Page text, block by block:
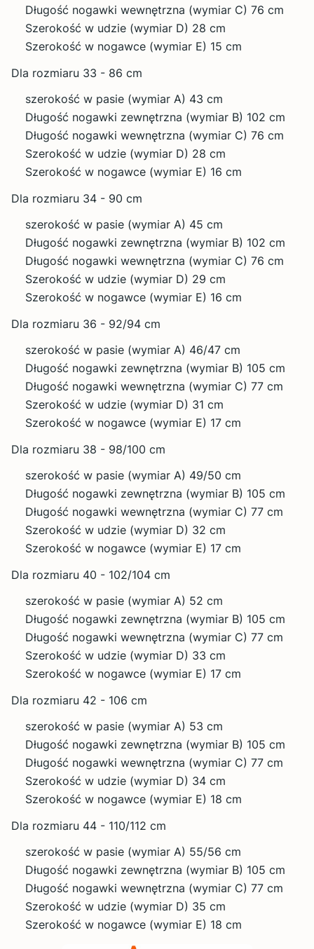
Długość nogawki wewnętrzna (wymiar C) 76 cm
Szerokość w udzie (wymiar D) 28 cm
Szerokość w nogawce (wymiar E) 15 cm
Dla rozmiaru 33 - 86 cm
szerokość w pasie (wymiar A) 43 cm
Długość nogawki zewnętrzna (wymiar B) 102 cm
Długość nogawki wewnętrzna (wymiar C) 76 cm
Szerokość w udzie (wymiar D) 28 cm
Szerokość w nogawce (wymiar E) 16 cm
Dla rozmiaru 34 - 90 cm
szerokość w pasie (wymiar A) 45 cm
Długość nogawki zewnętrzna (wymiar B) 102 cm
Długość nogawki wewnętrzna (wymiar C) 76 cm
Szerokość w udzie (wymiar D) 29 cm
Szerokość w nogawce (wymiar E) 16 cm
Dla rozmiaru 36 - 92/94 cm
szerokość w pasie (wymiar A) 46/47 cm
Długość nogawki zewnętrzna (wymiar B) 105 cm
Długość nogawki wewnętrzna (wymiar C) 77 cm
Szerokość w udzie (wymiar D) 31 cm
Szerokość w nogawce (wymiar E) 17 cm
Dla rozmiaru 38 - 98/100 cm
szerokość w pasie (wymiar A) 49/50 cm
Długość nogawki zewnętrzna (wymiar B) 105 cm
Długość nogawki wewnętrzna (wymiar C) 77 cm
Szerokość w udzie (wymiar D) 32 cm
Szerokość w nogawce (wymiar E) 17 cm
Dla rozmiaru 40 - 102/104 cm
szerokość w pasie (wymiar A) 52 cm
Długość nogawki zewnętrzna (wymiar B) 105 cm
Długość nogawki wewnętrzna (wymiar C) 77 cm
Szerokość w udzie (wymiar D) 33 cm
Szerokość w nogawce (wymiar E) 17 cm
Dla rozmiaru 42 - 106 cm
szerokość w pasie (wymiar A) 53 cm
Długość nogawki zewnętrzna (wymiar B) 105 cm
Długość nogawki wewnętrzna (wymiar C) 77 cm
Szerokość w udzie (wymiar D) 34 cm
Szerokość w nogawce (wymiar E) 18 cm
Dla rozmiaru 44 - 110/112 cm
szerokość w pasie (wymiar A) 55/56 cm
Długość nogawki zewnętrzna (wymiar B) 105 cm
Długość nogawki wewnętrzna (wymiar C) 77 cm
Szerokość w udzie (wymiar D) 35 cm
Szerokość w nogawce (wymiar E) 18 cm